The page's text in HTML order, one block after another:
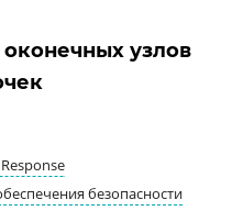
узлов
безопасности